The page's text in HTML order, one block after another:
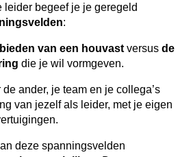
leider begeef je je geregeld
:
van een houvast versus de
die je wil vormgeven.
ander, je team en je collega’s
van jezelf als leider, met je eigen
deze spanningsvelden